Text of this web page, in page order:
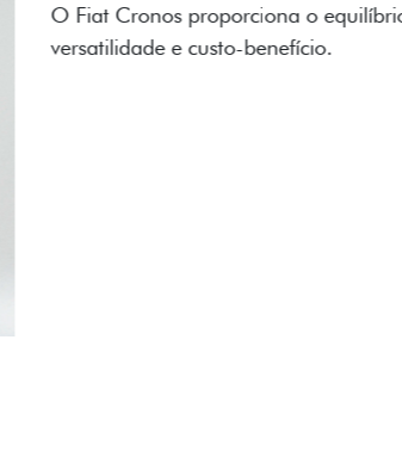
As rodas de liga leve com
diamantado elevam o